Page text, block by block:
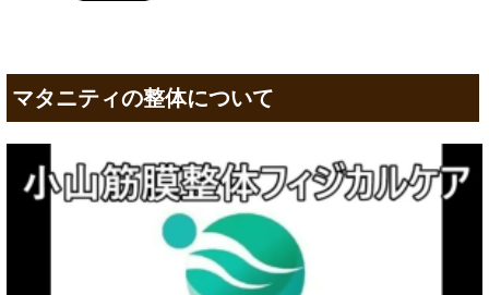
マタニティの整体について